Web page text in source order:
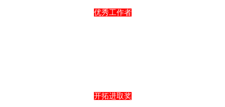
优秀工作者
开拓进取奖